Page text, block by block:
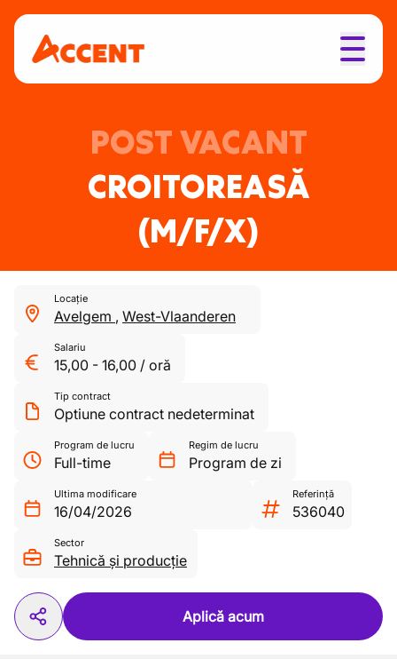
POST VACANT
CROITOREASĂ
(M/F/X)
Locație
Avelgem , West-Vlaanderen
Salariu
15,00 - 16,00 / oră
Tip contract
Optiune contract nedeterminat
Program de lucru
Full-time
Regim de lucru
Program de zi
Ultima modificare
16/04/2026
Referință
536040
Sector
Tehnică și producție
Aplică acum